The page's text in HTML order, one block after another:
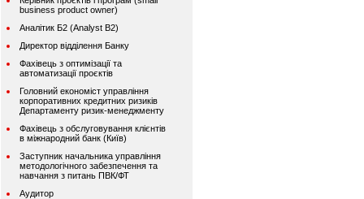
business product owner)
Аналітик Б2 (Analyst B2)
Директор відділення Банку
Фахівець з оптимізації та
автоматизації проєктів
Головний економіст управління
корпоративних кредитних ризиків
Департаменту ризик-менеджменту
Фахівець з обслуговування клієнтів
в міжнародний банк (Київ)
Заступник начальника управління
методологічного забезпечення та
навчання з питань ПВК/ФТ
Аудитор